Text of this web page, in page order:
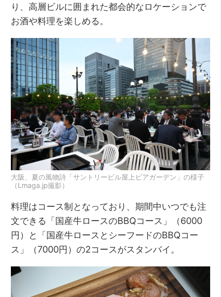
り、高層ビルに囲まれた都会的なロケーションで
お酒や料理を楽しめる。
大阪、夏の風物詩「サントリービル屋上ビアガーデン」の様子
（Lmaga.jp撮影）
料理はコース制となっており、期間中いつでも注
文できる「国産牛ロースのBBQコース」（6000
円）と「国産牛ロースとシーフードのBBQコー
ス」（7000円）の2コースがスタンバイ。